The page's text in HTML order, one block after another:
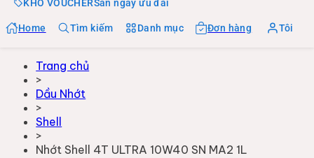
KHO VOUCHERSăn ngay ưu đãi
Home Tìm kiếm Danh mục Đơn hàng Tôi
Trang chủ
>
Dầu Nhớt
>
Shell
>
Nhớt Shell 4T ULTRA 10W40 SN MA2 1L